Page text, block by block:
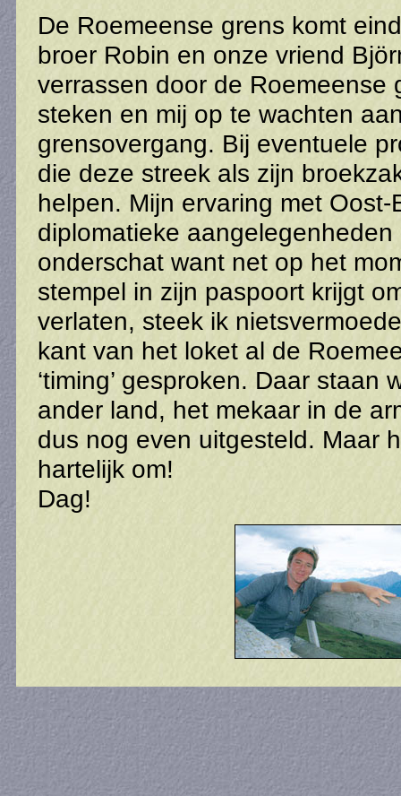
De Roemeense grens komt
broer Robin en onze vriend
verrassen door de Roemeense
steken en mij op te wachten
grensovergang. Bij eventuele
die deze streek als zijn
helpen. Mijn ervaring met Oost-
diplomatieke
onderschat want net op het
stempel in zijn paspoort krijgt
verlaten, steek ik
kant van het loket al de
‘timing’ gesproken. Daar staan
ander land, het mekaar in de
dus nog even uitgesteld. Maar
hartelijk om!
Dag!